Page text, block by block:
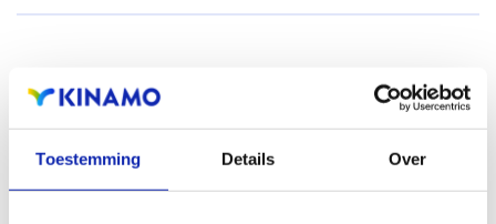
Toestemming Details Over